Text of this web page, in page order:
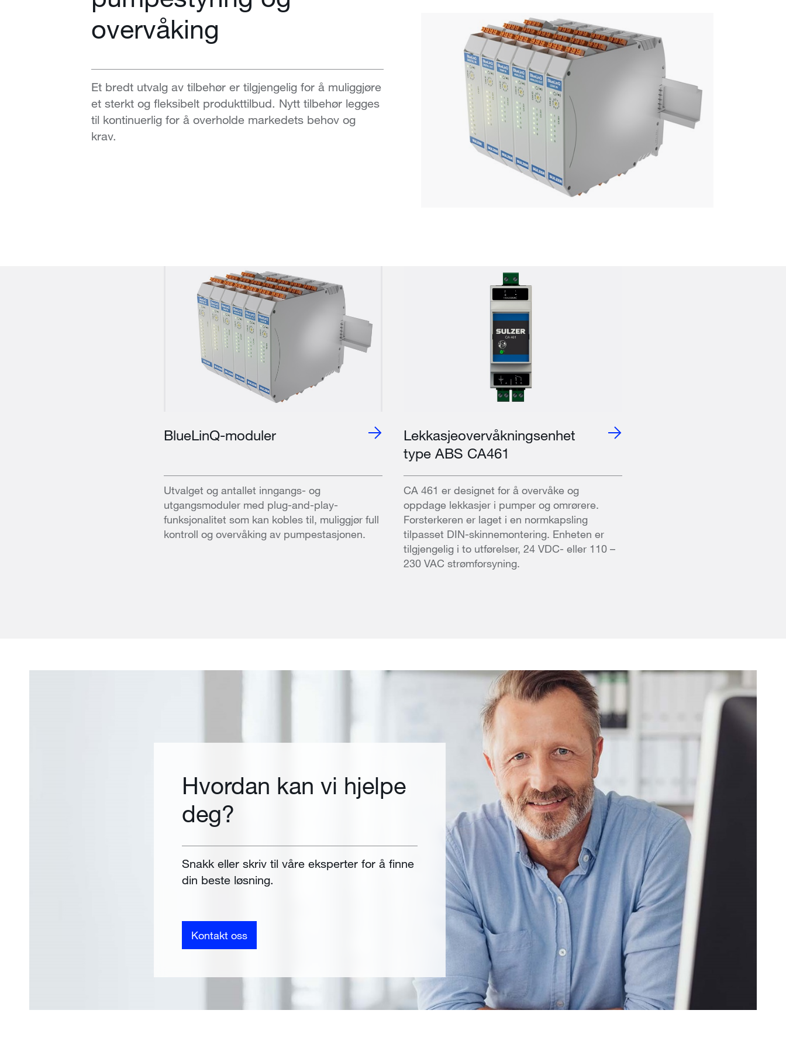
overvåking
Et bredt utvalg av tilbehør er tilgjengelig for å muliggjøre
et sterkt og fleksibelt produkttilbud. Nytt tilbehør legges
til kontinuerlig for å overholde markedets behov og
krav.
BlueLinQ-moduler
Utvalget og antallet inngangs- og
utgangsmoduler med plug-and-play-
funksjonalitet som kan kobles til, muliggjør full
kontroll og overvåking av pumpestasjonen.
Lekkasjeovervåkningsenhet
type ABS CA461
CA 461 er designet for å overvåke og
oppdage lekkasjer i pumper og omrørere.
Forsterkeren er laget i en normkapsling
tilpasset DIN-skinnemontering. Enheten er
tilgjengelig i to utførelser, 24 VDC- eller 110 –
230 VAC strømforsyning.
Hvordan kan vi hjelpe
deg?
Snakk eller skriv til våre eksperter for å finne
din beste løsning.
Kontakt oss